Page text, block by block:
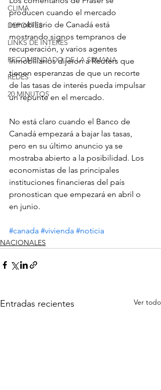
CLIMA
DEPORTES
LINKS DE INTERES
RECOMENDADO DE LA SEMANA
REDES
20 MINUTOS
producen cuando el mercado
inmobiliario de Canadá está
mostrando signos tempranos de
recuperación, y varios agentes
inmobiliarios dijeron a Reuters que
tienen esperanzas de que un recorte
de las tasas de interés pueda impulsar
un repunte en el mercado.
No está claro cuando el Banco de
Canadá empezará a bajar las tasas,
pero en su último anuncio ya se
mostraba abierto a la posibilidad. Los
economistas de las principales
instituciones financieras del país
pronostican que empezará en abril o
en junio.
#canada #vivienda #noticia
NACIONALES
Entradas recientes Ver todo